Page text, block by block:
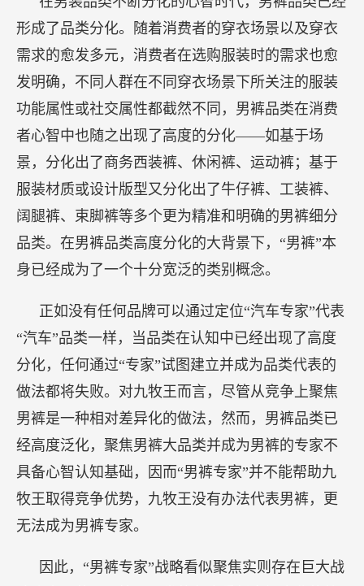
形成了品类分化。随着消费者的穿衣场景以及穿衣
需求的愈发多元，消费者在选购服装时的需求也愈
发明确，不同人群在不同穿衣场景下所关注的服装
功能属性或社交属性都截然不同，男裤品类在消费
者心智中也随之出现了高度的分化——如基于场
景，分化出了商务西装裤、休闲裤、运动裤；基于
服装材质或设计版型又分化出了牛仔裤、工装裤、
阔腿裤、束脚裤等多个更为精准和明确的男裤细分
品类。在男裤品类高度分化的大背景下，“男裤”本
身已经成为了一个十分宽泛的类别概念。
正如没有任何品牌可以通过定位“汽车专家”代表
“汽车”品类一样，当品类在认知中已经出现了高度
分化，任何通过“专家”试图建立并成为品类代表的
做法都将失败。对九牧王而言，尽管从竞争上聚焦
男裤是一种相对差异化的做法，然而，男裤品类已
经高度泛化，聚焦男裤大品类并成为男裤的专家不
具备心智认知基础，因而“男裤专家”并不能帮助九
牧王取得竞争优势，九牧王没有办法代表男裤，更
无法成为男裤专家。
因此，“男裤专家”战略看似聚焦实则存在巨大战